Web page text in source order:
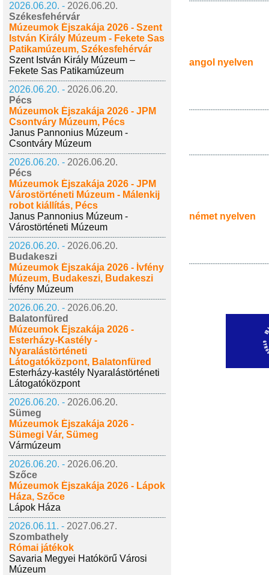
2026.06.20. - 2026.06.20.
Székesfehérvár
Múzeumok Éjszakája 2026 - Szent
István Király Múzeum - Fekete Sas
Patikamúzeum, Székesfehérvár
Szent István Király Múzeum –
Fekete Sas Patikamúzeum
2026.06.20. - 2026.06.20.
Pécs
Múzeumok Éjszakája 2026 - JPM
Csontváry Múzeum, Pécs
Janus Pannonius Múzeum -
Csontváry Múzeum
2026.06.20. - 2026.06.20.
Pécs
Múzeumok Éjszakája 2026 - JPM
Várostörténeti Múzeum - Málenkij
robot kiállítás, Pécs
Janus Pannonius Múzeum -
Várostörténeti Múzeum
2026.06.20. - 2026.06.20.
Budakeszi
Múzeumok Éjszakája 2026 - Ívfény
Múzeum, Budakeszi, Budakeszi
Ívfény Múzeum
2026.06.20. - 2026.06.20.
Balatonfüred
Múzeumok Éjszakája 2026 -
Esterházy-Kastély -
Nyaralástörténeti
Látogatóközpont, Balatonfüred
Esterházy-kastély Nyaralástörténeti
Látogatóközpont
2026.06.20. - 2026.06.20.
Sümeg
Múzeumok Éjszakája 2026 -
Sümegi Vár, Sümeg
Vármúzeum
2026.06.20. - 2026.06.20.
Szőce
Múzeumok Éjszakája 2026 - Lápok
Háza, Szőce
Lápok Háza
2026.06.11. - 2027.06.27.
Szombathely
Római játékok
Savaria Megyei Hatókörű Városi
Múzeum
angol nyelven
német nyelven